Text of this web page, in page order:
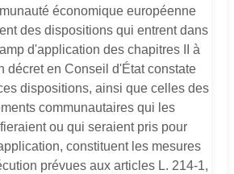
économique européenne
des dispositions qui entrent dans
d'application des chapitres II à
décret en Conseil d'État constate
dispositions, ainsi que celles des
communautaires qui les
ou qui seraient pris pour
constituent les mesures
prévues aux articles L. 214-1,